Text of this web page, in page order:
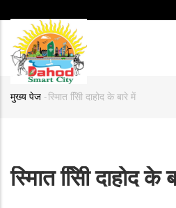
मुख्य पेज -स्माित सििी दाहोद के बारे में
स्माित सििी दाहोद के